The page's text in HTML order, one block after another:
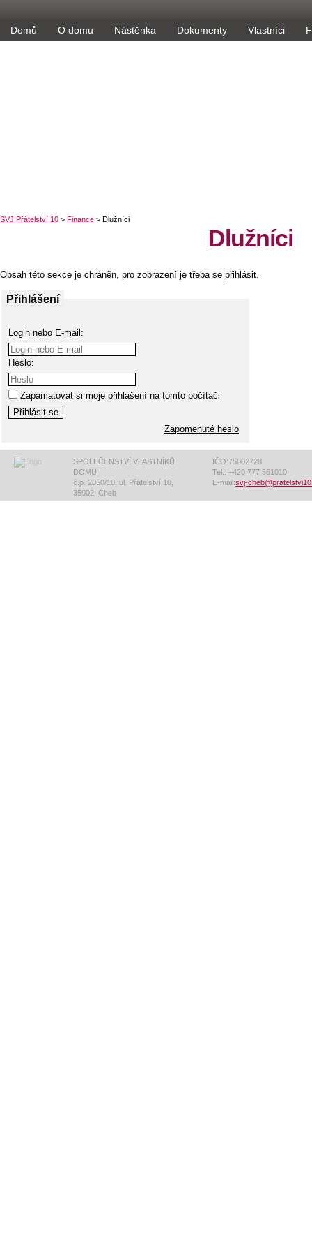
Domů O domu Nástěnka Dokumenty Vlastníci
Dlužníci
Obsah této sekce je chráněn, pro zobrazení je třeba se přihlásit.
Přihlášení
Login nebo E-mail:
Heslo:
Zapamatovat si moje přihlášení na tomto počítači
Zapomenuté heslo
SPOLEČENSTVÍ VLASTNÍKŮ
DOMU
č.p. 2050/10, ul. Přátelství 10,
35002, Cheb
IČO:75002728
Tel.: +420 777 561010
E-mail:svj-